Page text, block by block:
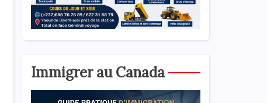
Immigrer au Canada